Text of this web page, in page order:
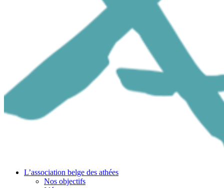
L’association belge des athées
Nos objectifs